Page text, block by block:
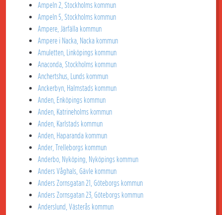
Ampeln 2, Stockholms kommun
Ampeln 5, Stockholms kommun
Ampere, Järfälla kommun
Ampere i Nacka, Nacka kommun
Amuletten, Linköpings kommun
Anaconda, Stockholms kommun
Anchertshus, Lunds kommun
Anckerbyn, Halmstads kommun
Anden, Enköpings kommun
Anden, Katrineholms kommun
Anden, Karlstads kommun
Anden, Haparanda kommun
Ander, Trelleborgs kommun
Anderbo, Nyköping, Nyköpings kommun
Anders Våghals, Gävle kommun
Anders Zornsgatan 21, Göteborgs kommun
Anders Zornsgatan 23, Göteborgs kommun
Anderslund, Västerås kommun